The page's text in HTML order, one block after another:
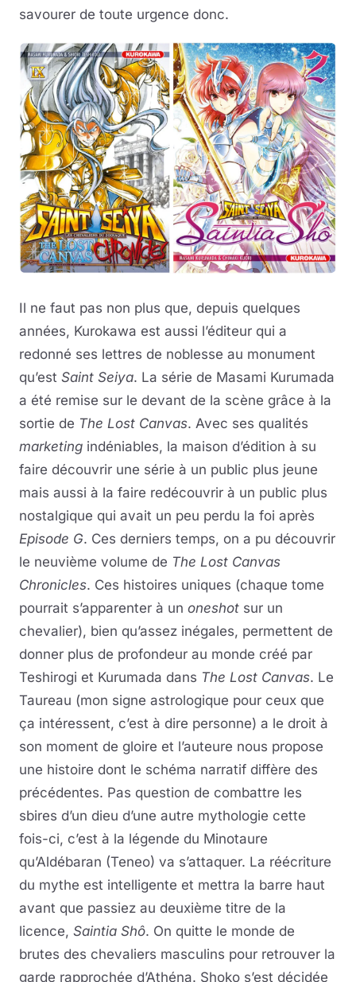
savourer de toute urgence donc.
Il ne faut pas non plus que, depuis quelques
années, Kurokawa est aussi l’éditeur qui a
redonné ses lettres de noblesse au monument
qu’est Saint Seiya. La série de Masami Kurumada
a été remise sur le devant de la scène grâce à la
sortie de The Lost Canvas. Avec ses qualités
marketing indéniables, la maison d’édition à su
faire découvrir une série à un public plus jeune
mais aussi à la faire redécouvrir à un public plus
nostalgique qui avait un peu perdu la foi après
Episode G. Ces derniers temps, on a pu découvrir
le neuvième volume de The Lost Canvas
Chronicles. Ces histoires uniques (chaque tome
pourrait s’apparenter à un oneshot sur un
chevalier), bien qu’assez inégales, permettent de
donner plus de profondeur au monde créé par
Teshirogi et Kurumada dans The Lost Canvas. Le
Taureau (mon signe astrologique pour ceux que
ça intéressent, c’est à dire personne) a le droit à
son moment de gloire et l’auteure nous propose
une histoire dont le schéma narratif diffère des
précédentes. Pas question de combattre les
sbires d’un dieu d’une autre mythologie cette
fois-ci, c’est à la légende du Minotaure
qu’Aldébaran (Teneo) va s’attaquer. La réécriture
du mythe est intelligente et mettra la barre haut
avant que passiez au deuxième titre de la
licence, Saintia Shô. On quitte le monde de
brutes des chevaliers masculins pour retrouver la
garde rapprochée d’Athéna. Shoko s’est décidée